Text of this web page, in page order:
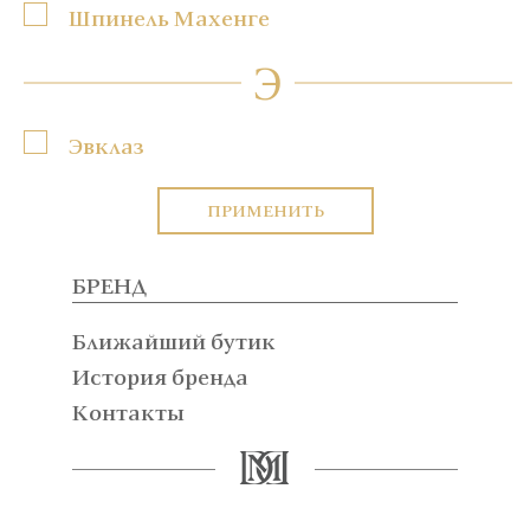
Шпинель Махенге
Э
Эвклаз
ПРИМЕНИТЬ
БРЕНД
Ближайший бутик
История бренда
Контакты